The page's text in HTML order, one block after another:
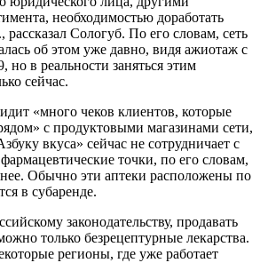
необходимостью доработать
рассказал Сологуб. По его словам, сеть
об этом уже давно, видя ажиотаж с
в реальности заняться этим
сейчас.
«много чеков клиентов, которые
с продуктовыми магазинами сети,
вкуса» сейчас не сотрудничает с
точки, по его словам,
Обычно эти аптеки расположены по
в субаренде.
законодательству, продавать
только безрецептурные лекарства.
регионы, где уже работает